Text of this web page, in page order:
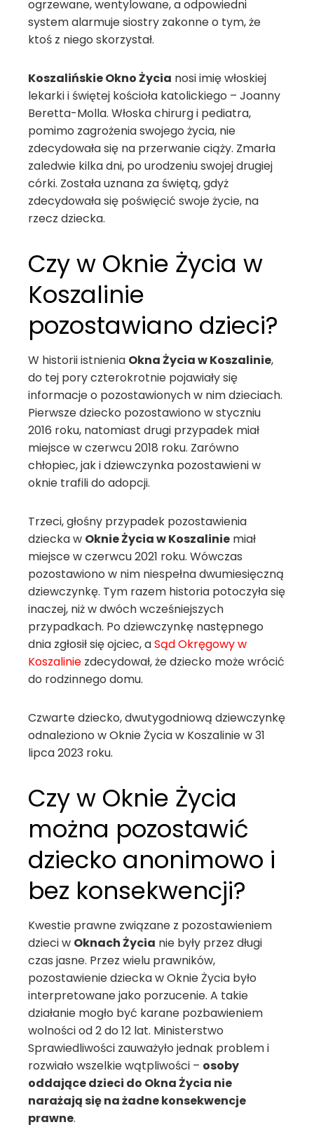
ogrzewane, wentylowane, a odpowiedni
system alarmuje siostry zakonne o tym, że
ktoś z niego skorzystał.
Koszalińskie Okno Życia nosi imię włoskiej
lekarki i świętej kościoła katolickiego – Joanny
Beretta-Molla. Włoska chirurg i pediatra,
pomimo zagrożenia swojego życia, nie
zdecydowała się na przerwanie ciąży. Zmarła
zaledwie kilka dni, po urodzeniu swojej drugiej
córki. Została uznana za świętą, gdyż
zdecydowała się poświęcić swoje życie, na
rzecz dziecka.
Czy w Oknie Życia w
Koszalinie
pozostawiano dzieci?
W historii istnienia Okna Życia w Koszalinie,
do tej pory czterokrotnie pojawiały się
informacje o pozostawionych w nim dzieciach.
Pierwsze dziecko pozostawiono w styczniu
2016 roku, natomiast drugi przypadek miał
miejsce w czerwcu 2018 roku. Zarówno
chłopiec, jak i dziewczynka pozostawieni w
oknie trafili do adopcji.
Trzeci, głośny przypadek pozostawienia
dziecka w Oknie Życia w Koszalinie miał
miejsce w czerwcu 2021 roku. Wówczas
pozostawiono w nim niespełna dwumiesięczną
dziewczynkę. Tym razem historia potoczyła się
inaczej, niż w dwóch wcześniejszych
przypadkach. Po dziewczynkę następnego
dnia zgłosił się ojciec, aSąd Okręgowy w
Koszalinie zdecydował, że dziecko może wrócić
do rodzinnego domu.
Czwarte dziecko, dwutygodniową dziewczynkę
odnaleziono w Oknie Życia w Koszalinie w 31
lipca 2023 roku.
Czy w Oknie Życia
można pozostawić
dziecko anonimowo i
bez konsekwencji?
Kwestie prawne związane z pozostawieniem
dzieci w Oknach Życia nie były przez długi
czas jasne. Przez wielu prawników,
pozostawienie dziecka w Oknie Życia było
interpretowane jako porzucenie. A takie
działanie mogło być karane pozbawieniem
wolności od 2 do 12 lat. Ministerstwo
Sprawiedliwości zauważyło jednak problem i
rozwiało wszelkie wątpliwości – osoby
oddające dzieci do Okna Życia nie
narażają się na żadne konsekwencje
prawne.